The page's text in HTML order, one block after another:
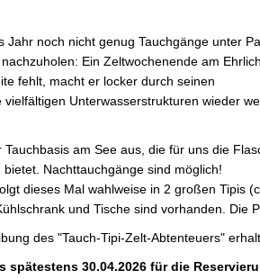
Jahr noch nicht genug Tauchgänge unter
Ein Zeltwochenende am
fehlt, macht er locker durch seinen
vielfältigen Unterwasserstrukturen wieder
am See aus, die für uns die
Nachttauchgänge sind möglich!
dieses Mal wahlweise in 2 großen Tipis
und Tische sind vorhanden. Die
des "Tauch-Tipi-Zelt-Abtenteuers"
spätestens 30.04.2026 für die